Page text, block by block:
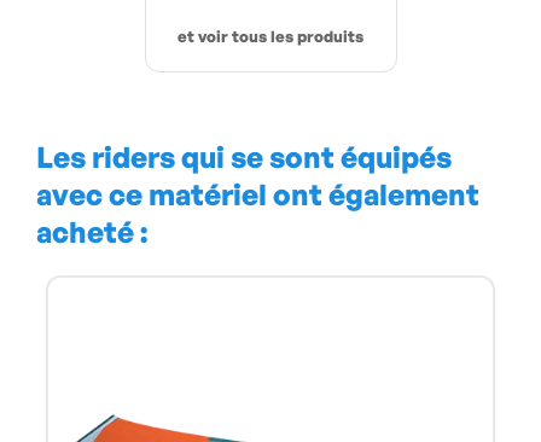
et voir tous les produits
Les riders qui se sont équipés
avec ce matériel ont également
acheté :